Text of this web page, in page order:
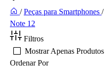
/ Peças para Smartphones /
Note 12
Filtros
Mostrar Apenas
Ordenar Por